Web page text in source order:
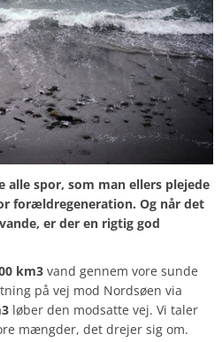
spor, som man ellers plejede
forældregeneration. Og når det
er der en rigtig god
km3 vand gennem vore sunde
på vej mod Nordsøen via
løber den modsatte vej. Vi taler
mængder, det drejer sig om.